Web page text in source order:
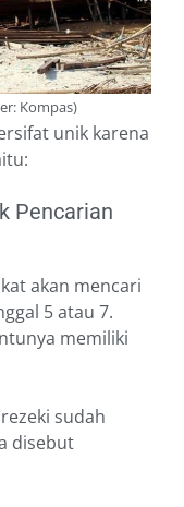
Kompas)
unik karena
Pencarian
akan mencari
5 atau 7.
memiliki
sudah
disebut